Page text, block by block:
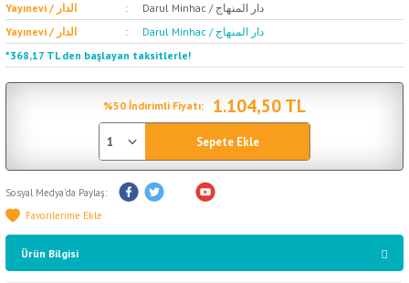
Yayınevi / الدار
Darul Minhac / دار المنهاج
Yayınevi / الدار
Darul Minhac / دار المنهاج
*368,17 TL den başlayan taksitlerle!
%50 İndirimli Fiyatı: 1.104,50 TL
Sepete Ekle
Sosyal Medya'da Paylaş:
Ürün Bilgisi